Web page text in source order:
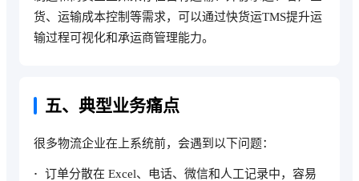
货、运输成本控制等需求，可以通过快货运TMS提升运
输过程可视化和承运商管理能力。
五、典型业务痛点
很多物流企业在上系统前，会遇到以下问题：
订单分散在 Excel、电话、微信和人工记录中，容易